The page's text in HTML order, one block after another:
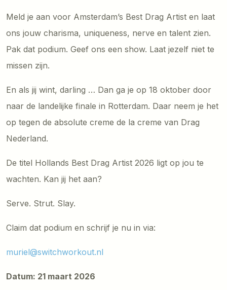
Meld je aan voor Amsterdam’s Best Drag Artist en laat
ons jouw charisma, uniqueness, nerve en talent zien.
Pak dat podium. Geef ons een show. Laat jezelf niet te
missen zijn.
En als jij wint, darling … Dan ga je op 18 oktober door
naar de landelijke finale in Rotterdam. Daar neem je het
op tegen de absolute creme de la creme van Drag
Nederland.
De titel Hollands Best Drag Artist 2026 ligt op jou te
wachten. Kan jij het aan?
Serve. Strut. Slay.
Claim dat podium en schrijf je nu in via:
muriel@switchworkout.nl
Datum: 21 maart 2026